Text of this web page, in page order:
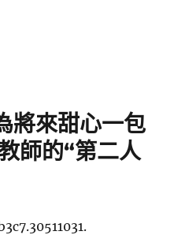
將來甜心一包
師的“第二人